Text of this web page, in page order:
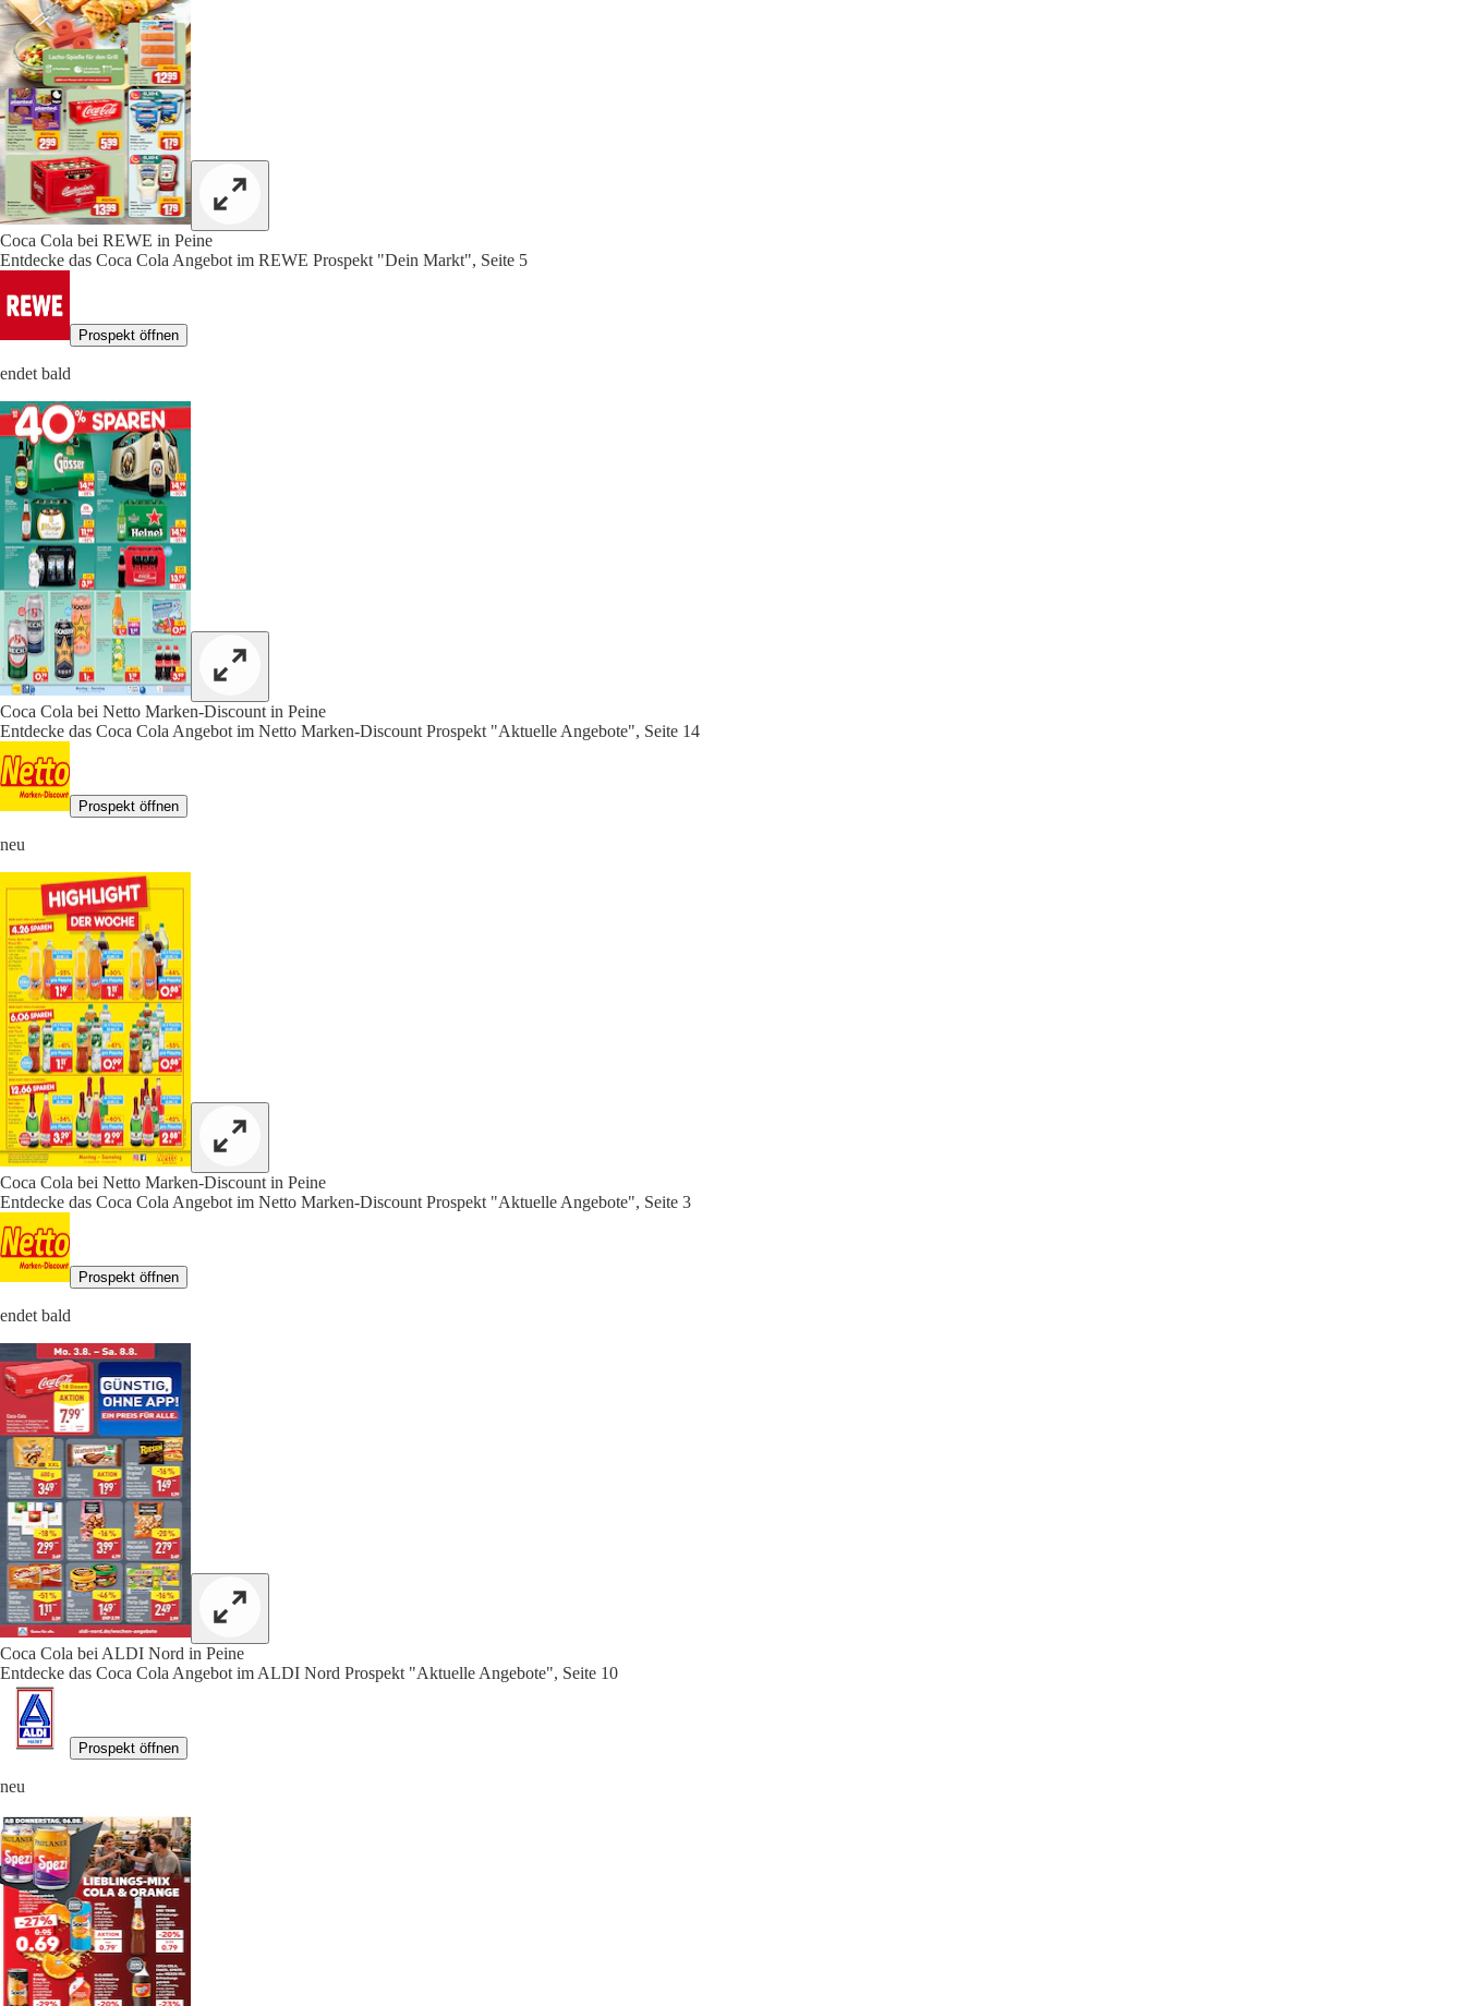
Coca Cola bei REWE in Peine
Entdecke das Coca Cola Angebot im REWE Prospekt "Dein Markt", Seite 5
Prospekt öffnen
endet bald
Coca Cola bei Netto Marken-Discount in Peine
Entdecke das Coca Cola Angebot im Netto Marken-Discount Prospekt "Aktuelle Angebote", Seite 14
Prospekt öffnen
neu
Coca Cola bei Netto Marken-Discount in Peine
Entdecke das Coca Cola Angebot im Netto Marken-Discount Prospekt "Aktuelle Angebote", Seite 3
Prospekt öffnen
endet bald
Coca Cola bei ALDI Nord in Peine
Entdecke das Coca Cola Angebot im ALDI Nord Prospekt "Aktuelle Angebote", Seite 10
Prospekt öffnen
neu